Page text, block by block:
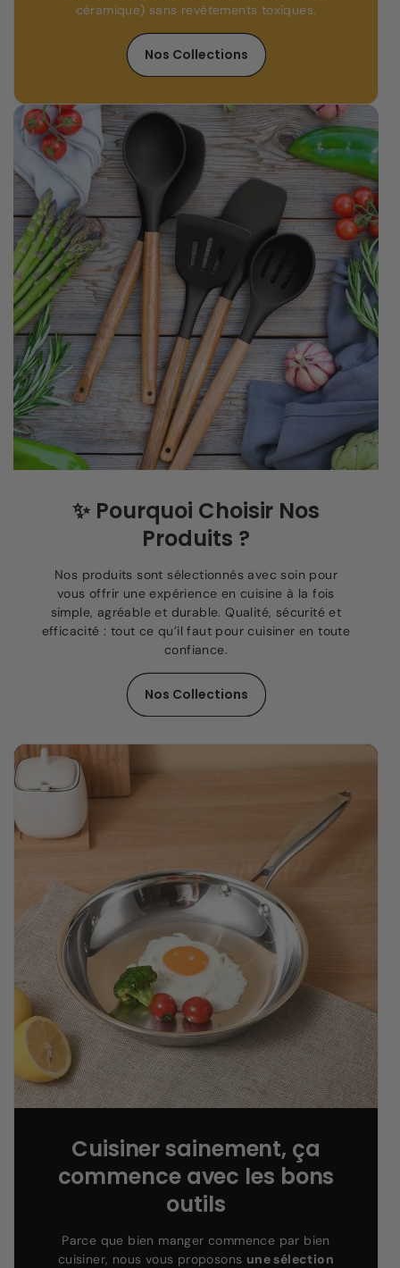
céramique) sans revêtements toxiques.
Nos Collections
✨ Pourquoi Choisir Nos
Produits ?
Nos produits sont sélectionnés avec soin pour
vous offrir une expérience en cuisine à la fois
simple, agréable et durable. Qualité, sécurité et
efficacité : tout ce qu’il faut pour cuisiner en toute
confiance.
Nos Collections
Cuisiner sainement, ça
commence avec les bons
outils
Parce que bien manger commence par bien
cuisiner, nous vous proposons une sélection